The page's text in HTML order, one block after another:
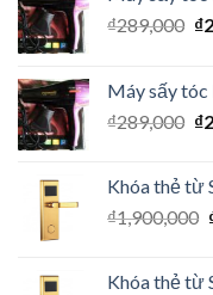
₫289,000 ₫
Máy sấy tóc
₫289,000 ₫
Khóa thẻ từ
₫1,900,000
Khóa thẻ từ